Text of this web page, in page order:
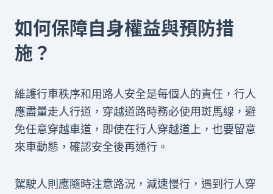
如何保障自身權益與預防措
施？
維護行車秩序和用路人安全是每個人的責任，行人
應盡量走人行道，穿越道路時務必使用斑馬線，避
免任意穿越車道，即使在行人穿越道上，也要留意
來車動態，確認安全後再通行。
駕駛人則應隨時注意路況，減速慢行，遇到行人穿